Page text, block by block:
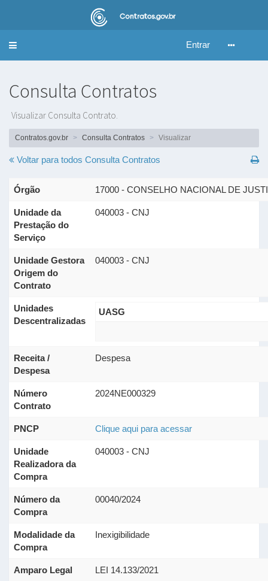
Alternar
Entrar
Consulta Contratos
Visualizar Consulta Contrato.
Contratos.gov.br Consulta Contratos Visualizar
Voltar para todos Consulta Contratos
Órgão 17000 - CONSELHO NACIONAL DE
Unidade da
Prestação do
Serviço
040003 - CNJ
Unidade Gestora
Origem do
Contrato
040003 - CNJ
Unidades
Descentralizadas
UASG
Receita /
Despesa
Despesa
Número
Contrato
2024NE000329
PNCP Clique aqui para acessar
Unidade
Realizadora da
Compra
040003 - CNJ
Número da
Compra
00040/2024
Modalidade da
Compra
Inexigibilidade
Amparo Legal LEI 14.133/2021